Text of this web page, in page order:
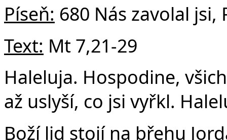
Píseň: 680 Nás zavolal jsi,
Text: Mt 7,21-29
Haleluja. Hospodine,
až uslyší, co jsi vyřkl.
Boží lid stojí na břehu